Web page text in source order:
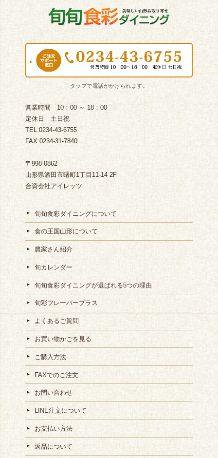
営業時間 10：00 ～ 18：00
定休日 土日祝
TEL:0234-43-6755
FAX:0234-31-7840
〒998-0862
山形県酒田市曙町1丁目11-14 2F
合資会社アイレッツ
旬旬食彩ダイニングについて
食の王国山形について
農家さん紹介
旬カレンダー
旬旬食彩ダイニングが選ばれる5つの理由
旬彩フレーバープラス
よくあるご質問
お買い物かごを見る
ご購入方法
FAXでのご注文
お問い合わせ
LINE注文について
お支払い方法
返品について